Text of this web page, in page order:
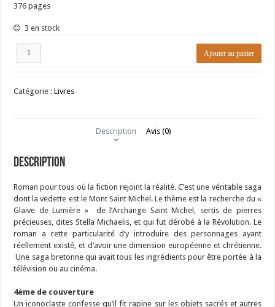
376 pages
3 en stock
quantité
de
Caouissin)
Ajouter au panier
Catégorie :Livres
Description Avis (0)
Description
Roman pour tous où la fiction rejoint la réalité. C’est une véritable saga
dont la vedette est le Mont Saint Michel. Le thème est la recherche du «
Glaive de Lumière » de l’Archange Saint Michel, sertis de pierres
précieuses, dites Stella Michaelis, et qui fut dérobé à la Révolution. Le
roman a cette particularité d’y introduire des personnages ayant
réellement existé, et d’avoir une dimension européenne et chrétienne.
Une saga bretonne qui avait tous les ingrédients pour être portée à la
télévision ou au cinéma.
4ème de couverture
Un iconoclaste confesse qu’il fit rapine sur les objets sacrés et autres